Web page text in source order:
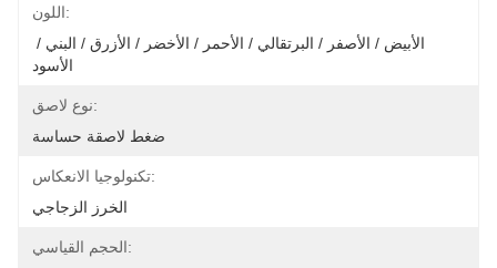
اللون:
الأسود
نوع لاصق:
ضغط لاصقة حساسة
تكنولوجيا الانعكاس:
الخرز الزجاجي
الحجم القياسي: